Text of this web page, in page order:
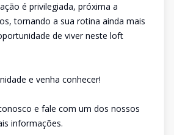
é privilegiada, próxima a
tornando a sua rotina ainda mais
de viver neste loft
e venha conhecer!
e fale com um dos nossos
informações.